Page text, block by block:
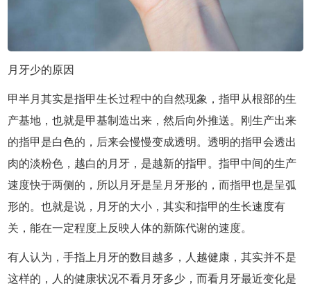
月牙少的原因
甲半月其实是指甲生长过程中的自然现象，指甲从根部的生
产基地，也就是甲基制造出来，然后向外推送。刚生产出来
的指甲是白色的，后来会慢慢变成透明。透明的指甲会透出
肉的淡粉色，越白的月牙，是越新的指甲。指甲中间的生产
速度快于两侧的，所以月牙是呈月牙形的，而指甲也是呈弧
形的。也就是说，月牙的大小，其实和指甲的生长速度有
关，能在一定程度上反映人体的新陈代谢的速度。
有人认为，手指上月牙的数目越多，人越健康，其实并不是
这样的，人的健康状况不看月牙多少，而看月牙最近变化是